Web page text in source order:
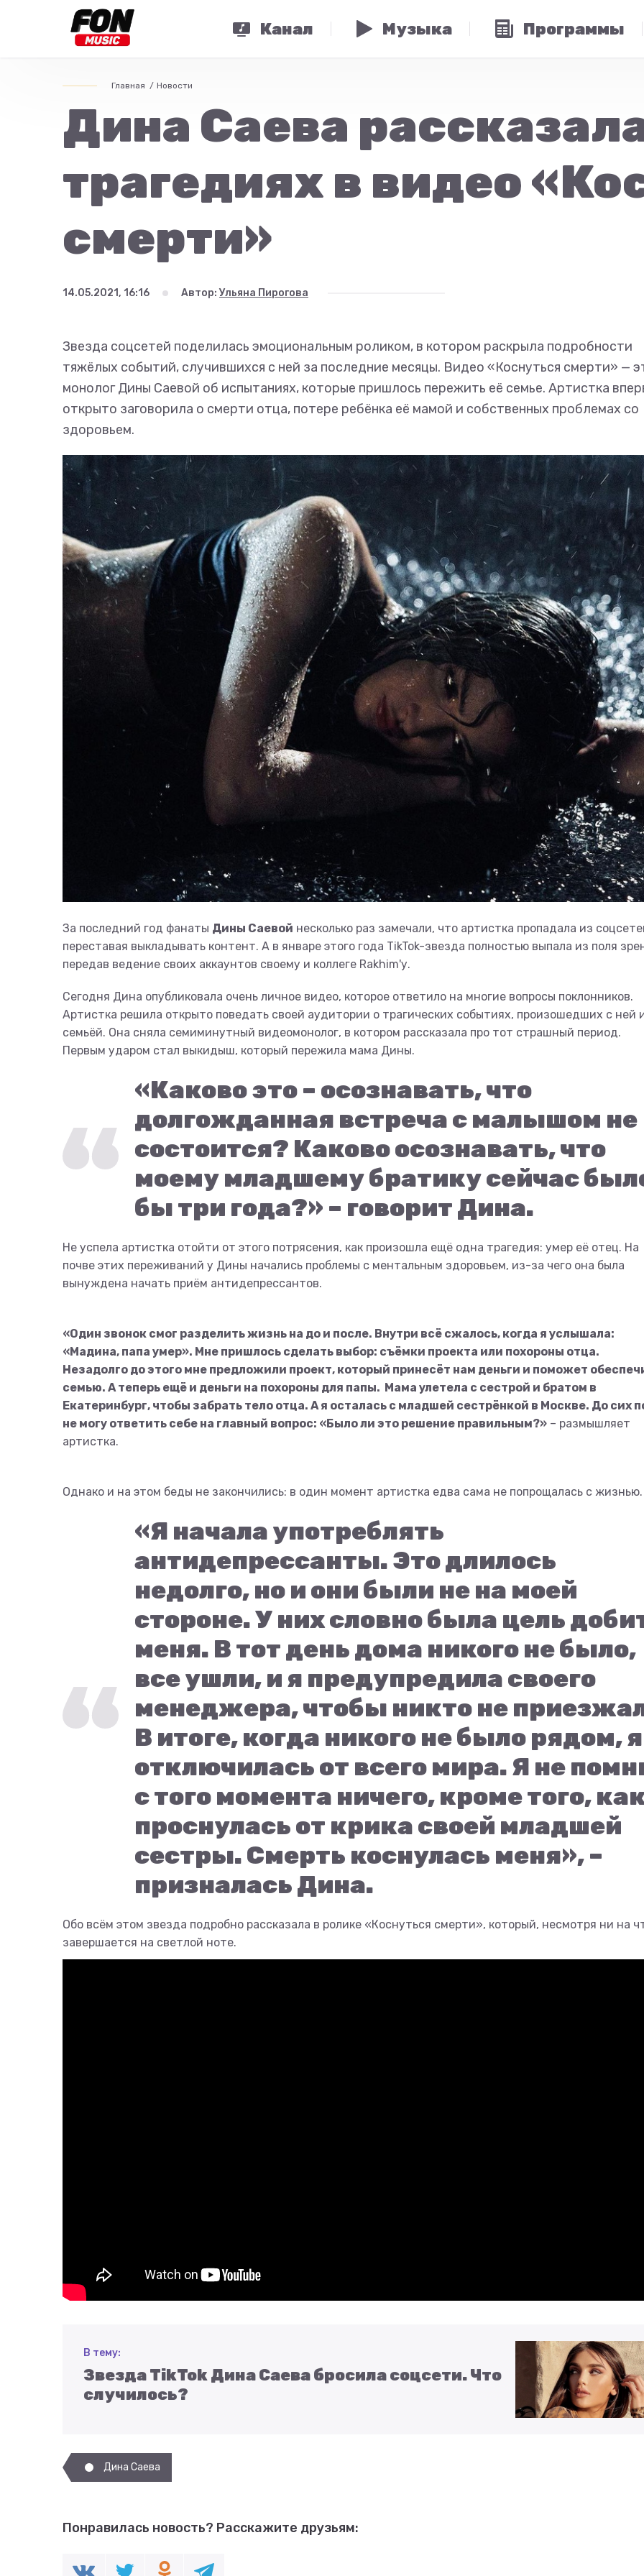
Канал Музыка Программы
Главная Новости
Дина Саева
трагедиях в видео
смерти»
14.05.2021, 16:16 Автор:Ульяна Пирогова
Звезда соцсетей поделилась эмоциональным роликом, в котором раскрыла подробности
тяжёлых событий, случившихся с ней за последние месяцы. Видео «Коснуться смерти» —
монолог Дины Саевой об испытаниях, которые пришлось пережить её семье. Артистка
открыто заговорила о смерти отца, потере ребёнка её мамой и собственных проблемах со
здоровьем.
За последний год фанаты Дины Саевой несколько раз замечали, что артистка пропадала из
переставая выкладывать контент. А в январе этого года TikTok-звезда полностью выпала из поля
передав ведение своих аккаунтов своему и коллеге Rakhim'у.
Сегодня Дина опубликовала очень личное видео, которое ответило на многие вопросы поклонников.
Артистка решила открыто поведать своей аудитории о трагических событиях, произошедших с ней
семьёй. Она сняла семиминутный видеомонолог, в котором рассказала про тот страшный период.
Первым ударом стал выкидыш, который пережила мама Дины.
«Каково это – осознавать, что
долгожданная встреча с малышом не
состоится? Каково осознавать, что
моему младшему братику сейчас
бы три года?» – говорит Дина.
Не успела артистка отойти от этого потрясения, как произошла ещё одна трагедия: умер её отец. На
почве этих переживаний у Дины начались проблемы с ментальным здоровьем, из-за чего она была
вынуждена начать приём антидепрессантов.
«Один звонок смог разделить жизнь на до и после. Внутри всё сжалось, когда я услышала:
«Мадина, папа умер». Мне пришлось сделать выбор: съёмки проекта или похороны отца.
Незадолго до этого мне предложили проект, который принесёт нам деньги и поможет
семью. А теперь ещё и деньги на похороны для папы. Мама улетела с сестрой и братом в
Екатеринбург, чтобы забрать тело отца. А я осталась с младшей сестрёнкой в Москве. До сих
не могу ответить себе на главный вопрос: «Было ли это решение правильным?» – размышляет
артистка.
Однако и на этом беды не закончились: в один момент артистка едва сама не попрощалась с жизнью.
«Я начала употреблять
антидепрессанты. Это длилось
недолго, но и они были не на моей
стороне. У них словно была цель
меня. В тот день дома никого не было,
все ушли, и я предупредила своего
менеджера, чтобы никто не
В итоге, когда никого не было рядом, я
отключилась от всего мира. Я не
с того момента ничего, кроме того,
проснулась от крика своей младшей
сестры. Смерть коснулась меня», –
призналась Дина.
Обо всём этом звезда подробно рассказала в ролике «Коснуться смерти», который, несмотря ни на
завершается на светлой ноте.
В тему:
Звезда TikTok Дина Саева бросила соцсети. Что
случилось?
Дина Саева
Понравилась новость? Расскажите друзьям: